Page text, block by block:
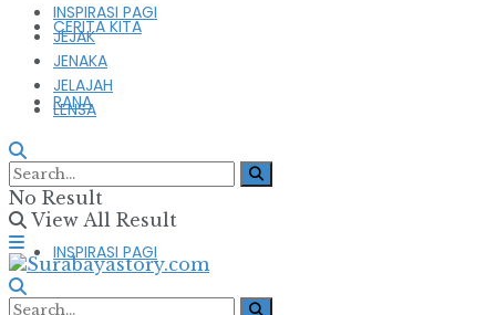
CERITA KITA
RANA
FIKSI & PUISI
INSPIRASI PAGI
INSPIRASI PAGI
JEJAK
JENAKA
JELAJAH
LENSA
No Result
View All Result